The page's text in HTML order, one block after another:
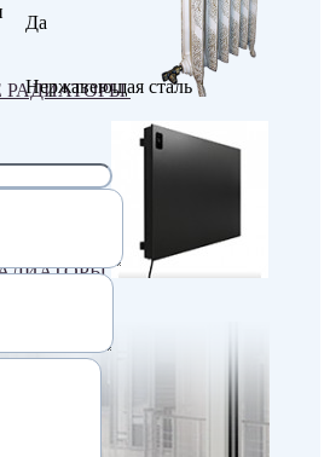
РАДИАТОРЫ
Да
Нержавеющая сталь